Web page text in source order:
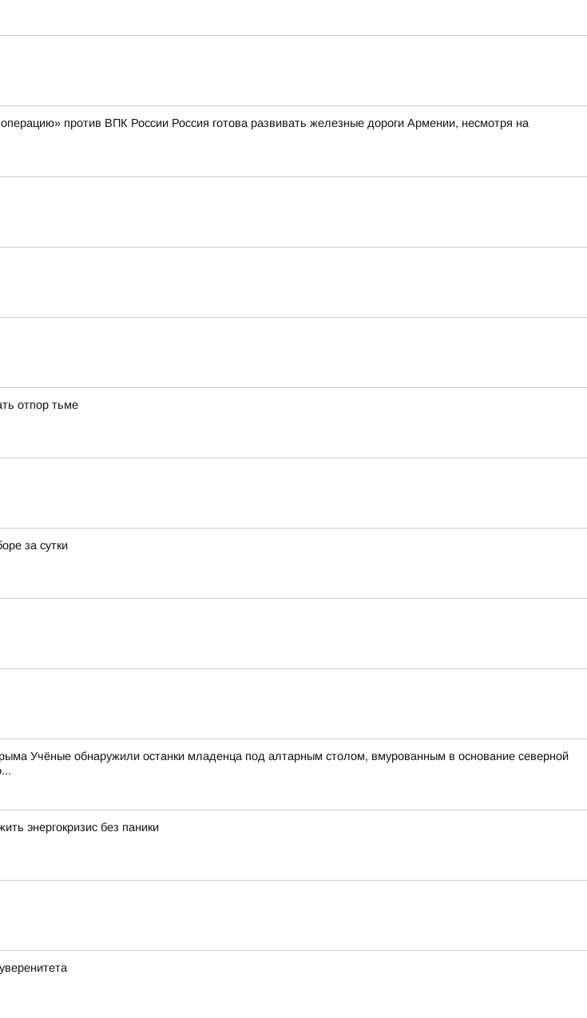
против ВПК России Россия готова развивать железные дороги Армении, несмотря на
отпор тьме
за сутки
Учёные обнаружили останки младенца под алтарным столом, вмурованным в основание северной
энергокризис без паники